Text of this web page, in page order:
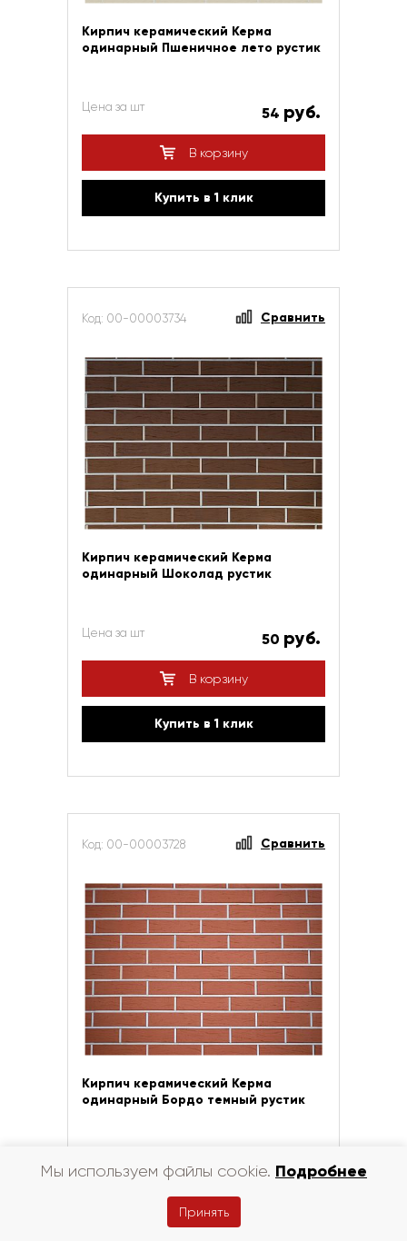
Кирпич керамический Керма
одинарный Пшеничное лето рустик
Цена за шт 54 руб.
В корзину
Купить в 1 клик
Код: 00-00003734 Сравнить
Кирпич керамический Керма
одинарный Шоколад рустик
Цена за шт 50 руб.
В корзину
Купить в 1 клик
Код: 00-00003728 Сравнить
Кирпич керамический Керма
одинарный Бордо темный рустик
82руб.
В корзину
Мы используем файлы cookie. Подробнее
Принять